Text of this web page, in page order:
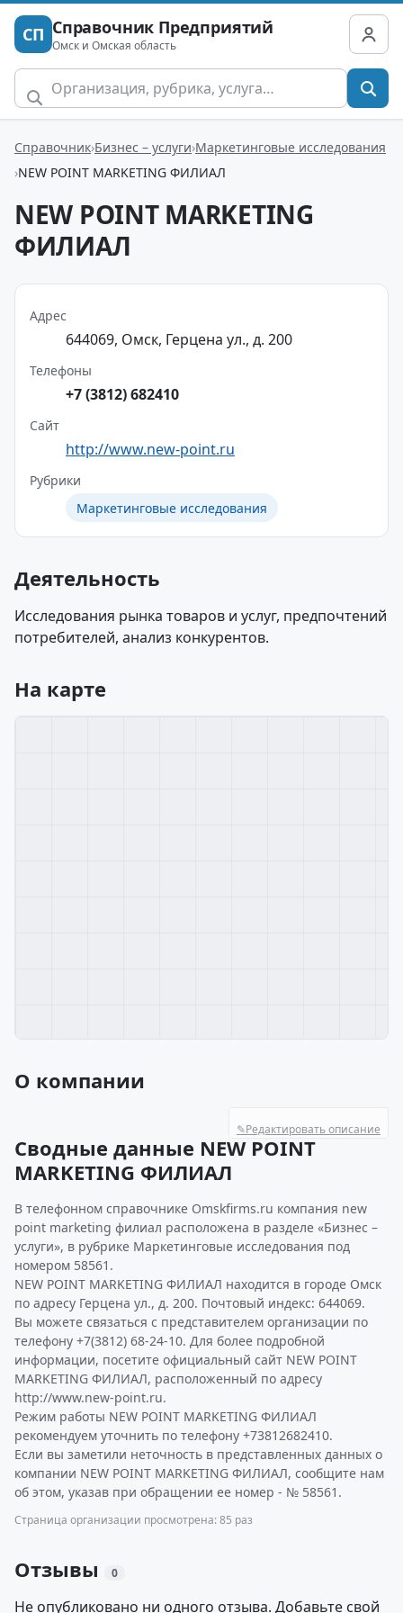
СП Справочник Предприятий
Омск и Омская область
Справочник Бизнес – услуги Маркетинговые исследования
NEW POINT MARKETING ФИЛИАЛ
NEW POINT MARKETING
ФИЛИАЛ
Адрес
644069, Омск, Герцена ул., д. 200
Телефоны
+7 (3812) 682410
Сайт
http://www.new-point.ru
Рубрики
Маркетинговые исследования
Деятельность
Исследования рынка товаров и услуг, предпочтений
потребителей, анализ конкурентов.
На карте
О компании
✎Редактировать описание
Сводные данные NEW POINT
MARKETING ФИЛИАЛ
В телефонном справочнике Omskfirms.ru компания new
point marketing филиал расположена в разделе «Бизнес –
услуги», в рубрике Маркетинговые исследования под
номером 58561.
NEW POINT MARKETING ФИЛИАЛ находится в городе Омск
по адресу Герцена ул., д. 200. Почтовый индекс: 644069.
Вы можете связаться с представителем организации по
телефону +7(3812) 68-24-10. Для более подробной
информации, посетите официальный сайт NEW POINT
MARKETING ФИЛИАЛ, расположенный по адресу
http://www.new-point.ru.
Режим работы NEW POINT MARKETING ФИЛИАЛ
рекомендуем уточнить по телефону +73812682410.
Если вы заметили неточность в представленных данных о
компании NEW POINT MARKETING ФИЛИАЛ, сообщите нам
об этом, указав при обращении ее номер - № 58561.
Страница организации просмотрена: 85 раз
Отзывы 0
Не опубликовано ни одного отзыва. Добавьте свой